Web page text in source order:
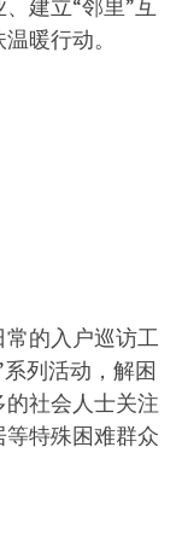
建立“邻里”互
暖行动。
的入户巡访工
列活动，解困
社会人士关注
特殊困难群众